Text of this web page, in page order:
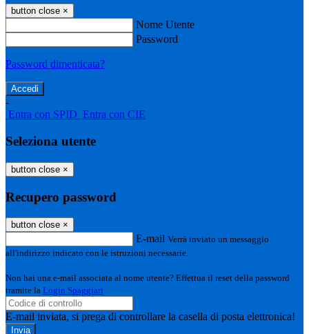
button close ×
Nome Utente
Password
Password dimenticata?
-
Entra con SPID Entra con CIE
Seleziona utente
button close ×
Recupero password
button close ×
E-mail Verrà inviato un messaggio
all'indirizzo indicato con le istruzioni necessarie.
Non hai una e-mail associata al nome utente? Effettua il reset della password
tramite la Login Spaggiari
E-mail inviata, si prega di controllare la casella di posta elettronica!